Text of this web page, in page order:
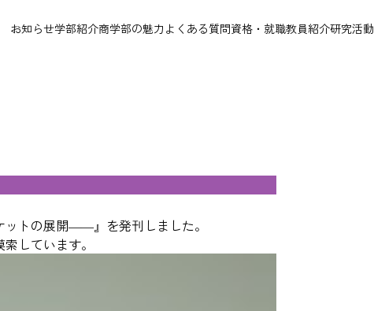
お知らせ学部紹介商学部の魅力 よくある質問資格・就職教員紹介研究活動
トの展開――』を発刊しました。
しています。